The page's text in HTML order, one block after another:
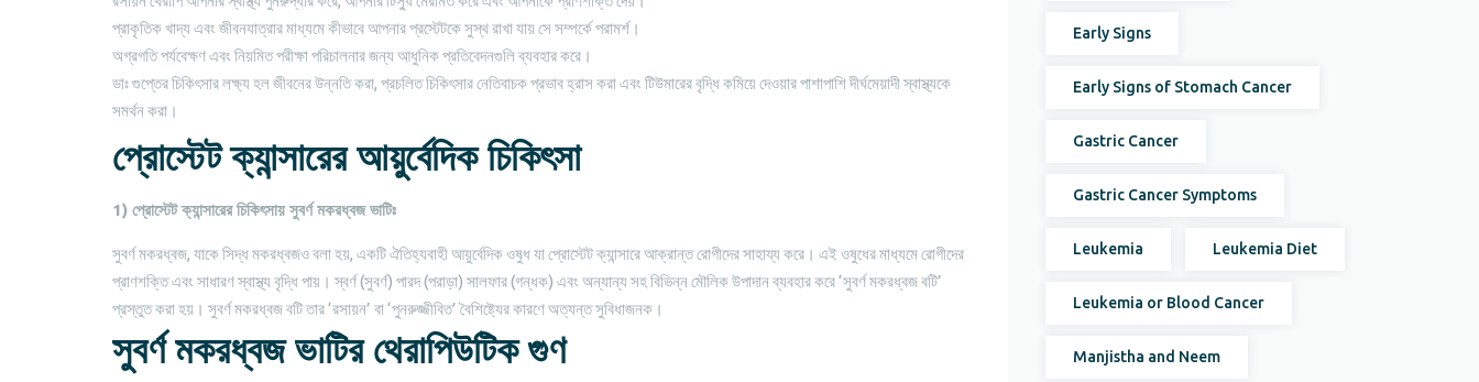
প্রাকৃতিক খাদ্য এবং জীবনযাত্রার মাধ্যমে কীভাবে আপনার প্রস্টেটকে সুস্থ রাখা যায় সে সম্পর্কে পরামর্শ।
অগ্রগতি পর্যবেক্ষণ এবং নিয়মিত পরীক্ষা পরিচালনার জন্য আধুনিক প্রতিবেদনগুলি ব্যবহার করে।
ডাঃ গুপ্তের চিকিৎসার লক্ষ্য হল জীবনের উন্নতি করা, প্রচলিত চিকিৎসার নেতিবাচক প্রভাব হ্রাস করা এবং টিউমারের বৃদ্ধি কমিয়ে দেওয়ার পাশাপাশি দীর্ঘমেয়াদী স্বাস্থ্যকে
সমর্থন করা।
প্রোস্টেট ক্যান্সারের আয়ুর্বেদিক চিকিৎসা
1) প্রোস্টেট ক্যান্সারের চিকিৎসায় সুবর্ণ মকরধ্বজ ভাটিঃ
সুবর্ণ মকরধ্বজ, যাকে সিদ্ধ মকরধ্বজও বলা হয়, একটি ঐতিহ্যবাহী আয়ুর্বেদিক ওষুধ যা প্রোস্টেট ক্যান্সারে আক্রান্ত রোগীদের সাহায্য করে। এই ওষুধের মাধ্যমে রোগীদের
প্রাণশক্তি এবং সাধারণ স্বাস্থ্য বৃদ্ধি পায়। স্বর্ণ (সুবর্ণ) পারদ (পরাড়া) সালফার (গন্ধক) এবং অন্যান্য সহ বিভিন্ন মৌলিক উপাদান ব্যবহার করে ‘সুবর্ণ মকরধ্বজ বটি’
প্রস্তুত করা হয়। সুবর্ণ মকরধ্বজ বটি তার ‘রসায়ন’ বা ‘পুনরুজ্জীবিত’ বৈশিষ্ট্যের কারণে অত্যন্ত সুবিধাজনক।
সুবর্ণ মকরধ্বজ ভাটির থেরাপিউটিক গুণ
Early Signs
Early Signs of Stomach Cancer
Gastric Cancer
Gastric Cancer Symptoms
Leukemia Leukemia Diet
Leukemia or Blood Cancer
Manjistha and Neem